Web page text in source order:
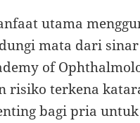
utama
mata dari
of
risiko terkena
bagi pria